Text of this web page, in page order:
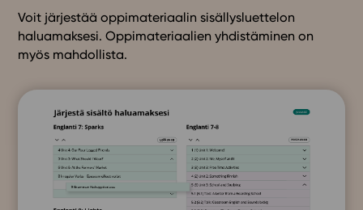
Voit järjestää oppimateriaalin sisällysluettelon
haluamaksesi. Oppimateriaalien yhdistäminen on
myös mahdollista.